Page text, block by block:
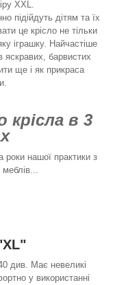
XXL.
підійдуть дітям та їх
це крісло не тільки
іграшку. Найчастіше
яскравих, барвистих
ще і як прикраса
в 3
роки нашої практики з
див. Має невеликі
у використанні